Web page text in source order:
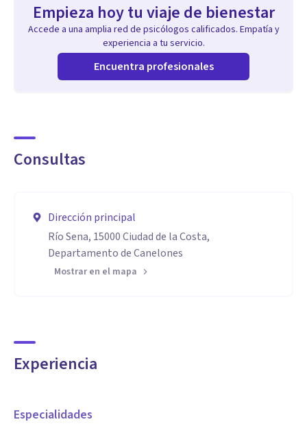
Empieza hoy tu viaje de bienestar
Accede a una amplia red de psicólogos calificados. Empatía y
experiencia a tu servicio.
Encuentra profesionales
Consultas
Dirección principal
Río Sena, 15000 Ciudad de la Costa,
Departamento de Canelones
Mostrar en el mapa
Experiencia
Especialidades